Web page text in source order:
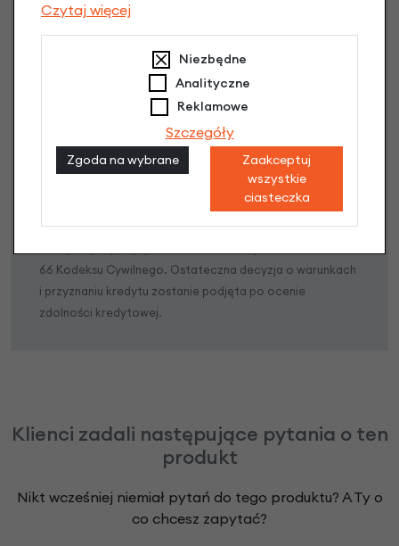
3 miesiące nie płacisz
Raty do 60 miesięcy
Poznaj szczegóły
66 Kodeksu Cywilnego. Ostateczna decyzja o warunkach
i przyznaniu kredytu zostanie podjęta po ocenie
zdolności kredytowej.
Klienci zadali następujące pytania o ten
produkt
Nikt wcześniej niemiał pytań do tego produktu? A Ty o
co chcesz zapytać?
Czytaj więcej
Niezbędne
Analityczne
Reklamowe
Szczegóły
Zgoda na wybrane
Zaakceptuj
wszystkie
ciasteczka